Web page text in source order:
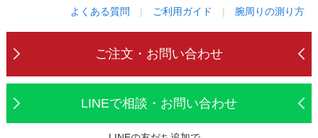
よくある質問 | ご利用ガイド | 腕周りの測り方
ご注文・お問い合わせ
LINEで相談・お問い合わせ